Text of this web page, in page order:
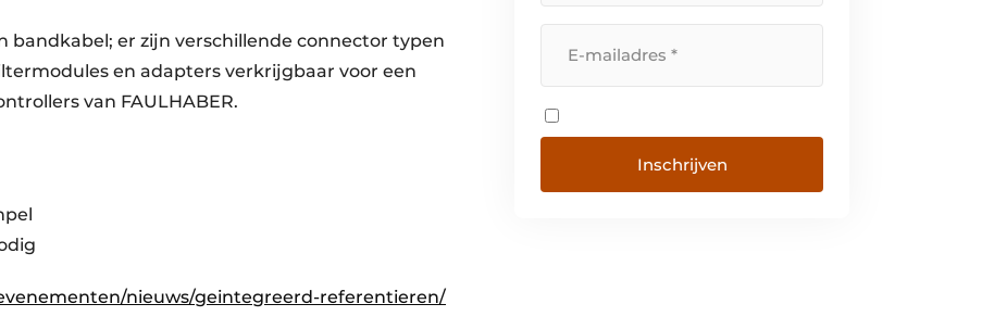
bandkabel; er zijn verschillende connector typen
en adapters verkrijgbaar voor een
van FAULHABER.
nieuws/geintegreerd-referentieren/